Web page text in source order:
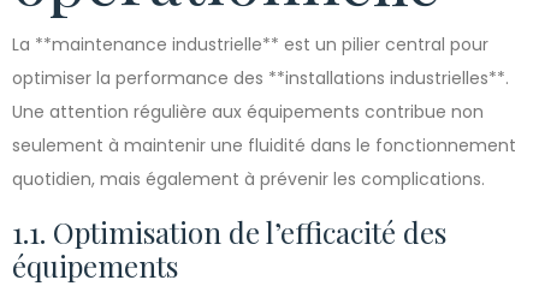
La **maintenance industrielle** est un pilier central pour
optimiser la performance des **installations industrielles**.
Une attention régulière aux équipements contribue non
seulement à maintenir une fluidité dans le fonctionnement
quotidien, mais également à prévenir les complications.
1.1. Optimisation de l’efficacité des
équipements